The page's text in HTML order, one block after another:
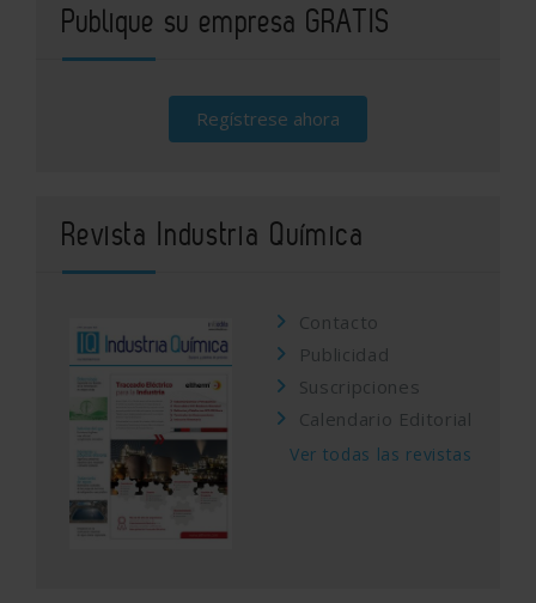
Publique su empresa GRATIS
Regístrese ahora
Revista Industria Química
Contacto
Publicidad
Suscripciones
Calendario Editorial
Ver todas las revistas